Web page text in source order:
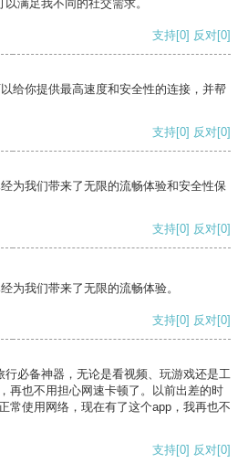
满足我不同的社交需求。
支持[0] 反对[0]
给你提供最高速度和安全性的连接，并帮
支持[0] 反对[0]
为我们带来了无限的流畅体验和安全性保
支持[0] 反对[0]
为我们带来了无限的流畅体验。
支持[0] 反对[0]
行必备神器，无论是看视频、玩游戏还是工
再也不用担心网速卡顿了。以前出差的时
常使用网络，现在有了这个app，我再也不
支持[0] 反对[0]